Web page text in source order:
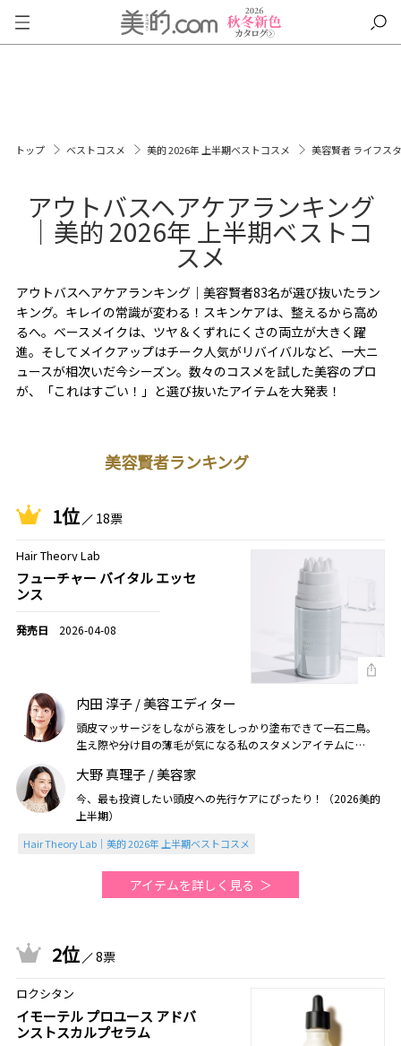
トップ ベストコスメ 美的 2026年 上半期ベストコスメ 美容賢者 ライフス
アウトバスヘアケアランキング
｜美的 2026年 上半期ベストコ
スメ
アウトバスヘアケアランキング｜美容賢者83名が選び抜いたラン
キング。キレイの常識が変わる！スキンケアは、整えるから高め
るへ。ベースメイクは、ツヤ＆くずれにくさの両立が大きく躍
進。そしてメイクアップはチーク人気がリバイバルなど、一大ニ
ュースが相次いだ今シーズン。数々のコスメを試した美容のプロ
が、「これはすごい！」と選び抜いたアイテムを大発表！
美容賢者ランキング
1位 18票
Hair Theory Lab
フューチャー バイタル エッセ
ンス
2026-04-08
内田 淳子 / 美容エディター
頭皮マッサージをしながら液をしっかり塗布できて一石二鳥。
生え際や分け目の薄毛が気になる私のスタメンアイテムに
大野 真理子 / 美容家
今、最も投資したい頭皮への先行ケアにぴったり！（2026美的
上半期）
Hair Theory Lab｜美的 2026年 上半期ベストコスメ
アイテムを詳しく見る
2位 8票
ロクシタン
イモーテル プロユース アドバ
ンストスカルプセラム